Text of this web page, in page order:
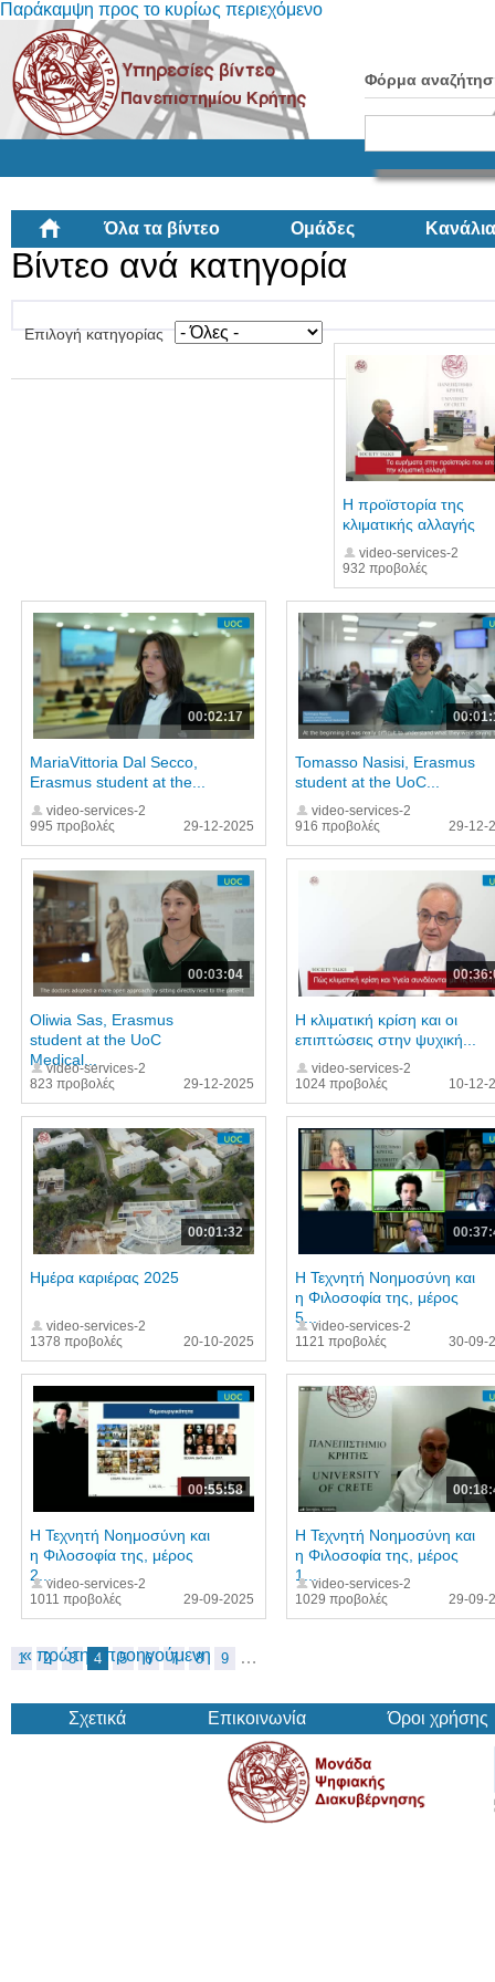
Παράκαμψη προς το κυρίως περιεχόμενο
Φόρμα
Όλα τα βίντεο Ομάδες Κανάλια
Βίντεο ανά κατηγορία
Επιλογή κατηγορίας
932 προβολές
H προϊστορία της
κλιματικής αλλαγής
video-services-2
00:02:17
995 προβολές
MariaVittoria Dal Secco,
Erasmus student at the...
video-services-2
29-12-2025
916 προβολές
Tomasso Nasisi, Erasmus
student at the UoC...
video-services-2
29-12-
00:03:04
823 προβολές
Oliwia Sas, Erasmus
student at the UoC
Medical...
video-services-2
29-12-2025
1024 προβολές
Η κλιματική κρίση και οι
επιπτώσεις στην ψυχική...
video-services-2
10-12-
00:01:32
1378 προβολές
Ημέρα καριέρας 2025
video-services-2
20-10-2025
1121 προβολές
Η Τεχνητή Νοημοσύνη και
η Φιλοσοφία της, μέρος
5... video-services-2
30-09-
00:55:58
1011 προβολές
Η Τεχνητή Νοημοσύνη και
η Φιλοσοφία της, μέρος
2... video-services-2
29-09-2025
1029 προβολές
Η Τεχνητή Νοημοσύνη και
η Φιλοσοφία της, μέρος
1... video-services-2
29-09-
« πρώτη ‹ προηγούμενη
1 2 3 4 5 6 7 8 9 …
Σχετικά Επικοινωνία Όροι χρήσης